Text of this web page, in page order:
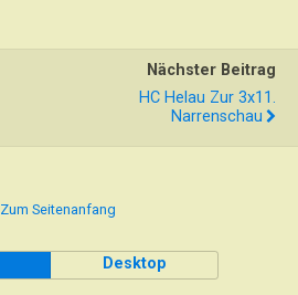
Nächster Beitrag
HC Helau Zur 3x11.
Narrenschau
Zum Seitenanfang
Desktop